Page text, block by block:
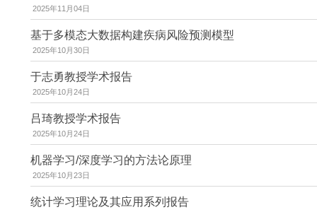
2025年11月04日
基于多模态大数据构建疾病风险预测模型
2025年10月30日
于志勇教授学术报告
2025年10月24日
吕琦教授学术报告
2025年10月24日
机器学习/深度学习的方法论原理
2025年10月23日
统计学习理论及其应用系列报告